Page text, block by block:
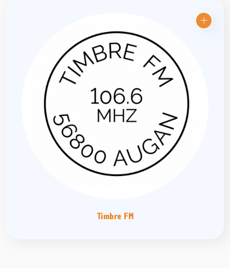
Timbre FM